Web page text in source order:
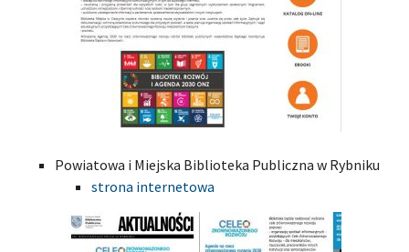
Powiatowa i Miejska Biblioteka Publiczna w Rybniku
strona internetowa